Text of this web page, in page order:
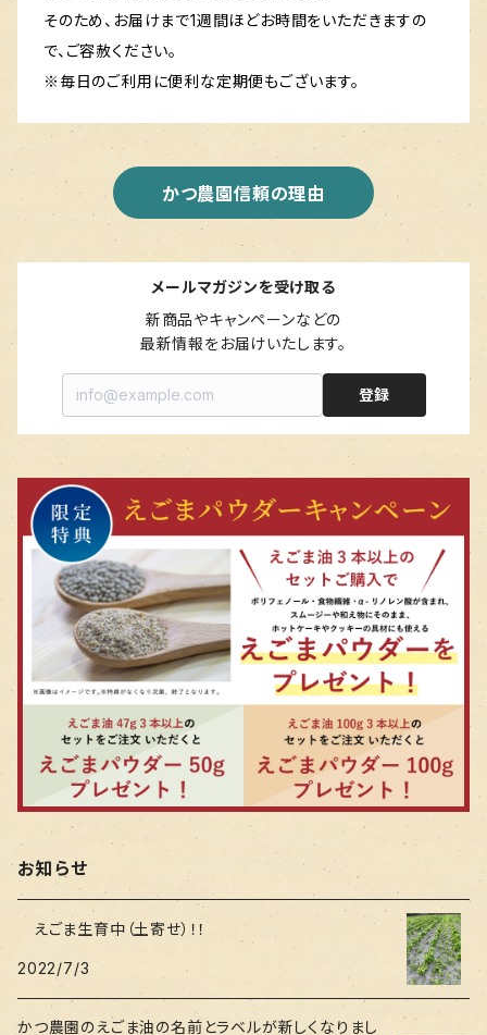
そのため、お届けまで1週間ほどお時間をいただきますの
で、ご容赦ください。
※毎日のご利用に便利な定期便もございます。
かつ農園信頼の理由
メールマガジンを受け取る
新商品やキャンペーンなどの
最新情報をお届けいたします。
登録
お知らせ
えごま生育中（土寄せ）！！
2022/7/3
かつ農園のえごま油の名前とラベルが新しくなりまし